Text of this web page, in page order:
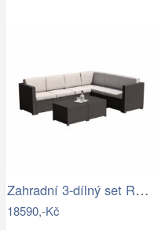
Zahradní 3-dílný set RODEN Tempo Kondela
18590,-Kč